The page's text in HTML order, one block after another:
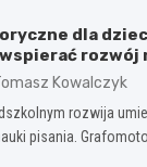
dla
rozwój
Kowalczyk
rozwija
pisania.